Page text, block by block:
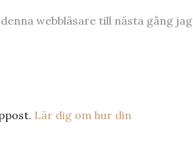
webbläsare till nästa gång jag
Lär dig om hur din